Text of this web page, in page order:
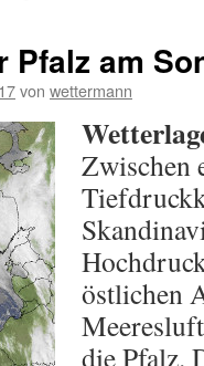
Pfalz am
von wettermann
Zwischen
östlichen
die Pfalz.